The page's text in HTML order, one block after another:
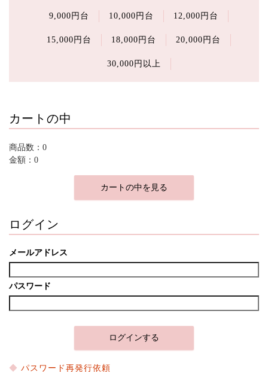
9,000円台 10,000円台 12,000円台
15,000円台 18,000円台 20,000円台
30,000円以上
カートの中
商品数：0
金額：0
カートの中を見る
ログイン
メールアドレス
パスワード
パスワード再発行依頼